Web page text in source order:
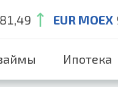
81,49 EUR MOEX
Ипотека